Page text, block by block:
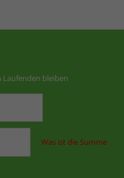
bleiben
Was ist die Summe